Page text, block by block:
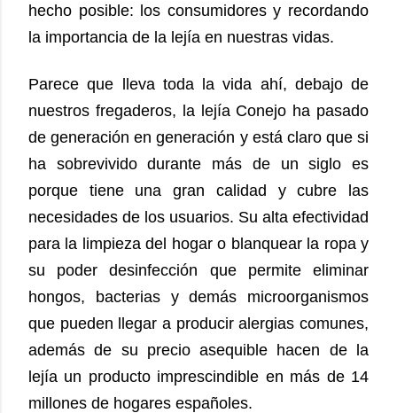
hecho posible: los consumidores y recordando
la importancia de la lejía en nuestras vidas.
Parece que lleva toda la vida ahí, debajo de
nuestros fregaderos, la lejía Conejo ha pasado
de generación en generación y está claro que si
ha sobrevivido durante más de un siglo es
porque tiene una gran calidad y cubre las
necesidades de los usuarios. Su alta efectividad
para la limpieza del hogar o blanquear la ropa y
su poder desinfección que permite eliminar
hongos, bacterias y demás microorganismos
que pueden llegar a producir alergias comunes,
además de su precio asequible hacen de la
lejía un producto imprescindible en más de 14
millones de hogares españoles.